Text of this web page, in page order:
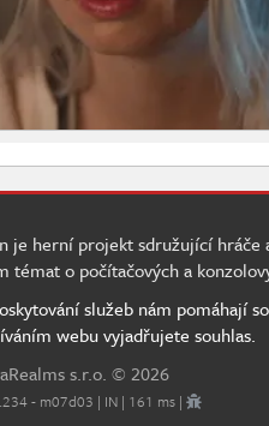
je herní projekt sdružující hráče
témat o počítačových a
služeb nám pomáhají
webu vyjadřujete souhlas.
s.r.o. © 2026
- m07d03 | IN | 161 ms |